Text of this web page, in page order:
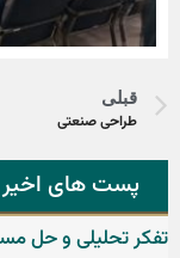
قبلی
طراحی صنعتی
پست های اخیر
تفکر تحلیلی و حل